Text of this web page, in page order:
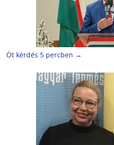
Öt kérdés 5 percben →